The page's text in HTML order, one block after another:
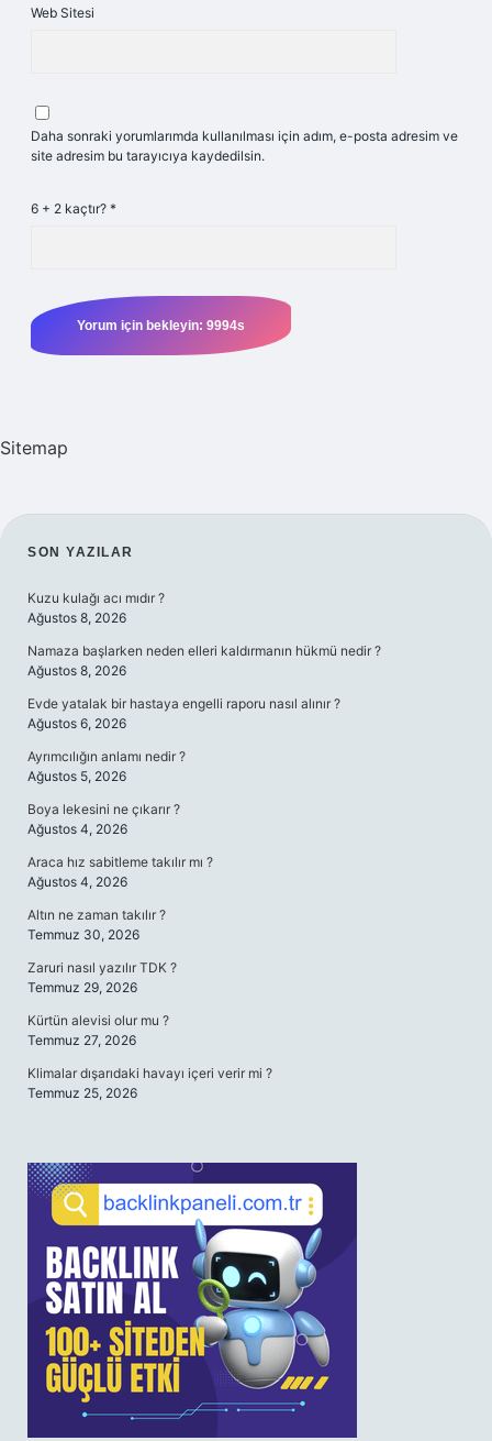
Web Sitesi
Daha sonraki yorumlarımda kullanılması için adım, e-posta adresim ve
site adresim bu tarayıcıya kaydedilsin.
6 + 2 kaçtır? *
Sitemap
SIDEBAR
SON YAZILAR
Kuzu kulağı acı mıdır ?
Ağustos 8, 2026
Namaza başlarken neden elleri kaldırmanın hükmü nedir ?
Ağustos 8, 2026
Evde yatalak bir hastaya engelli raporu nasıl alınır ?
Ağustos 6, 2026
Ayrımcılığın anlamı nedir ?
Ağustos 5, 2026
Boya lekesini ne çıkarır ?
Ağustos 4, 2026
Araca hız sabitleme takılır mı ?
Ağustos 4, 2026
Altın ne zaman takılır ?
Temmuz 30, 2026
Zaruri nasıl yazılır TDK ?
Temmuz 29, 2026
Kürtün alevisi olur mu ?
Temmuz 27, 2026
Klimalar dışarıdaki havayı içeri verir mi ?
Temmuz 25, 2026